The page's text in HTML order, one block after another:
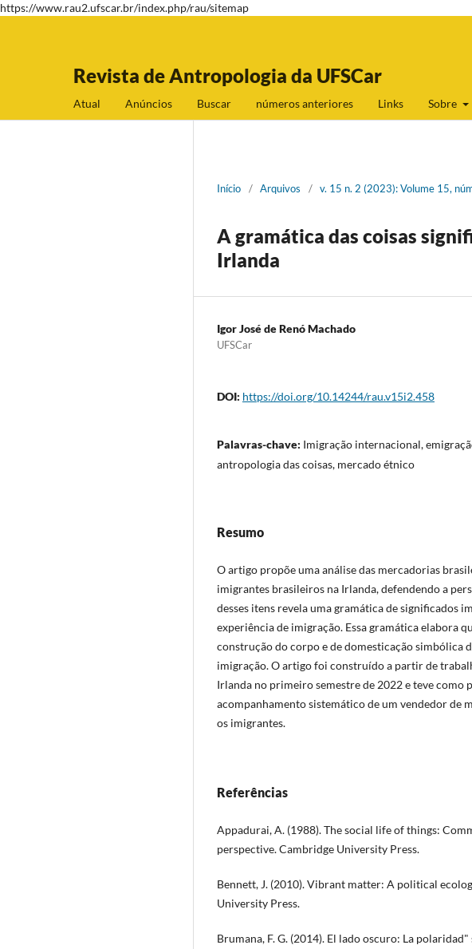
https://www.rau2.ufscar.br/index.php/rau/sitemap
Revista de Antropologia da UFSCar
Atual Anúncios Buscar números anteriores Links Sobre
Início / Arquivos / v. 15 n. 2 (2023): Volume 15,
A gramática das coisas
Irlanda
Igor José de Renó Machado
UFSCar
DOI: https://doi.org/10.14244/rau.v15i2.458
Palavras-chave: Imigração internacional,
antropologia das coisas, mercado étnico
Resumo
O artigo propõe uma análise das mercadorias
imigrantes brasileiros na Irlanda, defendendo a
desses itens revela uma gramática de significados
experiência de imigração. Essa gramática elabora
construção do corpo e de domesticação simbólica
imigração. O artigo foi construído a partir de
Irlanda no primeiro semestre de 2022 e teve
acompanhamento sistemático de um vendedor de
os imigrantes.
Referências
Appadurai, A. (1988). The social life of things:
perspective. Cambridge University Press.
Bennett, J. (2010). Vibrant matter: A political
University Press.
Brumana, F. G. (2014). El lado oscuro: La